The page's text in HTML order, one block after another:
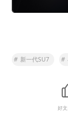
# 新一代SU7 #
好